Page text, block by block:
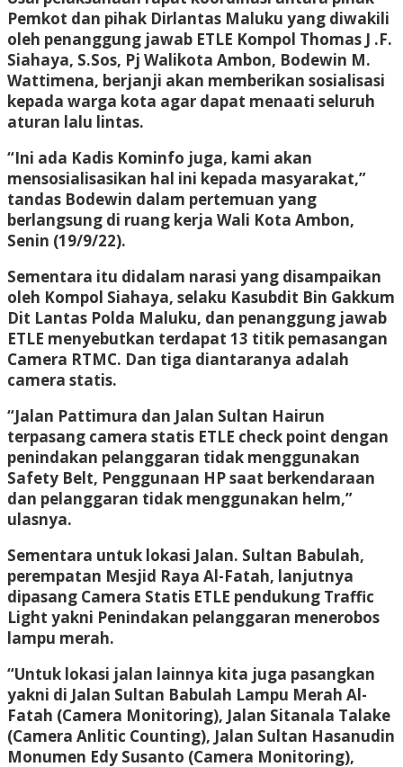
Pemkot dan pihak Dirlantas Maluku yang diwakili
oleh penanggung jawab ETLE Kompol Thomas J .F.
Siahaya, S.Sos, Pj Walikota Ambon, Bodewin M.
Wattimena, berjanji akan memberikan sosialisasi
kepada warga kota agar dapat menaati seluruh
aturan lalu lintas.
“Ini ada Kadis Kominfo juga, kami akan
mensosialisasikan hal ini kepada masyarakat,”
tandas Bodewin dalam pertemuan yang
berlangsung di ruang kerja Wali Kota Ambon,
Senin (19/9/22).
Sementara itu didalam narasi yang disampaikan
oleh Kompol Siahaya, selaku Kasubdit Bin Gakkum
Dit Lantas Polda Maluku, dan penanggung jawab
ETLE menyebutkan terdapat 13 titik pemasangan
Camera RTMC. Dan tiga diantaranya adalah
camera statis.
“Jalan Pattimura dan Jalan Sultan Hairun
terpasang camera statis ETLE check point dengan
penindakan pelanggaran tidak menggunakan
Safety Belt, Penggunaan HP saat berkendaraan
dan pelanggaran tidak menggunakan helm,”
ulasnya.
Sementara untuk lokasi Jalan. Sultan Babulah,
perempatan Mesjid Raya Al-Fatah, lanjutnya
dipasang Camera Statis ETLE pendukung Traffic
Light yakni Penindakan pelanggaran menerobos
lampu merah.
“Untuk lokasi jalan lainnya kita juga pasangkan
yakni di Jalan Sultan Babulah Lampu Merah Al-
Fatah (Camera Monitoring), Jalan Sitanala Talake
(Camera Anlitic Counting), Jalan Sultan Hasanudin
Monumen Edy Susanto (Camera Monitoring),